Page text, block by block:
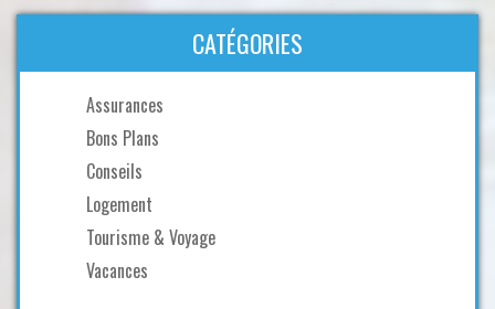
CATÉGORIES
Assurances
Bons Plans
Conseils
Logement
Tourisme & Voyage
Vacances